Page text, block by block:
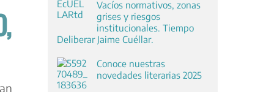
Vacíos normativos, zonas
grises y riesgos
institucionales. Tiempo
Deliberar Jaime Cuéllar.
Conoce nuestras
novedades literarias 2025